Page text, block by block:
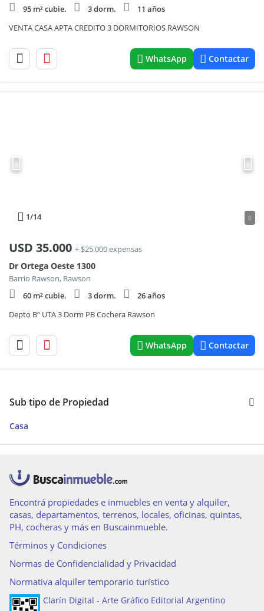
95 m² cubie.
3 dorm.
11 años
VENTA CASA APTA CREDITO 3 DORMITORIOS RAWSON
WhatsApp Contactar
1/14 0
USD 35.000 + $25.000 expensas
Dr Ortega Oeste 1300
Barrio Rawson, Rawson
60 m² cubie.
3 dorm.
26 años
Depto Bº UTA 3 Dorm PB Cochera Rawson
WhatsApp Contactar
Sub tipo de Propiedad
Casa
Encontrá propiedades e inmuebles en venta y alquiler,
casas, departamentos, terrenos, locales, oficinas, quintas,
PH, cocheras y más en Buscainmueble.
Términos y Condiciones
Normas de Confidencialidad y Privacidad
Normativa alquiler temporario turístico
Clarín Digital - Arte Gráfico Editorial Argentino